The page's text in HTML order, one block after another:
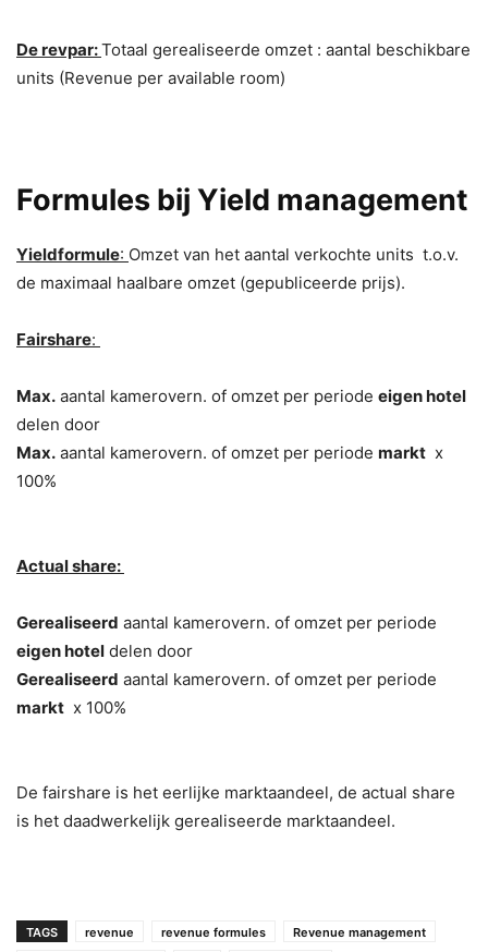
De revpar:Totaal gerealiseerde omzet : aantal beschikbare
units (Revenue per available room)
Formules bij Yield management
Yieldformule: Omzet van het aantal verkochte units t.o.v.
de maximaal haalbare omzet (gepubliceerde prijs).
Fairshare:
Max. aantal kamerovern. of omzet per periode eigen hotel
delen door
Max. aantal kamerovern. of omzet per periode markt x
100%
Actual share:
Gerealiseerd aantal kamerovern. of omzet per periode
eigen hotel delen door
Gerealiseerd aantal kamerovern. of omzet per periode
markt x 100%
De fairshare is het eerlijke marktaandeel, de actual share
is het daadwerkelijk gerealiseerde marktaandeel.
TAGS revenue revenue formules
Revenue management